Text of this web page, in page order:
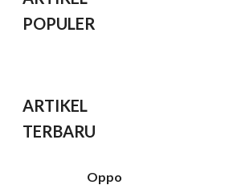
POPULER
ARTIKEL
TERBARU
Oppo